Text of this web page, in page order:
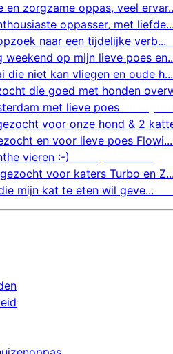
en zorgzame oppas, veel
oppasser, met liefde...
naar een tijdelijke verb...
weekend op mijn lieve poes
die niet kan vliegen en oude h...
die goed met honden
met lieve poes
voor onze hond & 2
en voor lieve poes Flowi...
vieren :-)
voor katers Turbo en Z...
mijn kat te eten wil geve...